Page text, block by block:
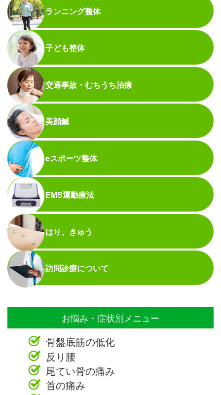
ランニング整体
子ども整体
交通事故・むちうち治療
美顔鍼
eスポーツ整体
EMS運動療法
はり、きゅう
訪問診療について
お悩み・症状別メニュー
骨盤底筋の低化
反り腰
尾てい骨の痛み
首の痛み